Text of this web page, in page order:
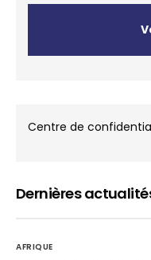
Centre de
Dernières
AFRIQUE